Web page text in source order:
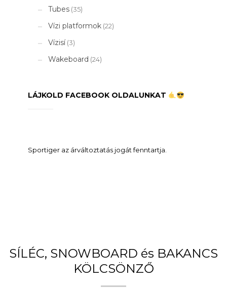
Tubes (35)
Vízi platformok (22)
Vízisí (3)
Wakeboard (24)
LÁJKOLD FACEBOOK OLDALUNKAT
Sportiger az árváltoztatás jogát fenntartja.
SÍLÉC, SNOWBOARD és BAKANCS
KÖLCSÖNZŐ